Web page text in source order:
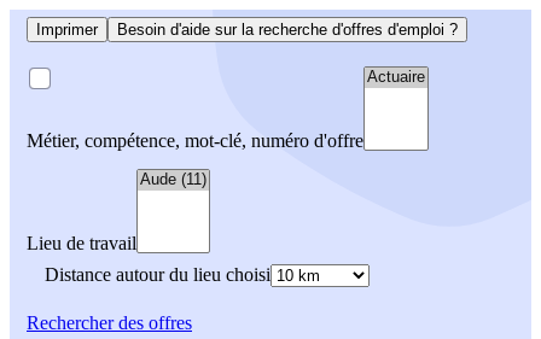
Imprimer Besoin d'aide sur la recherche d'offres d'emploi ?
Métier, compétence, mot-clé, numéro d'offre
Lieu de travail
Distance autour du lieu choisi
Rechercherdes offres